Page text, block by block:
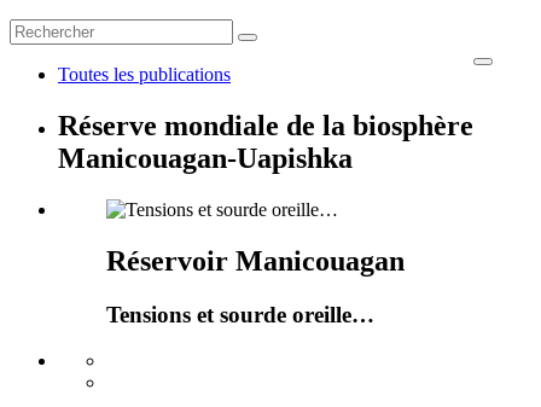
Toutes les publications
Réserve mondiale de la biosphère
Manicouagan-Uapishka
Réservoir Manicouagan
Tensions et sourde oreille…